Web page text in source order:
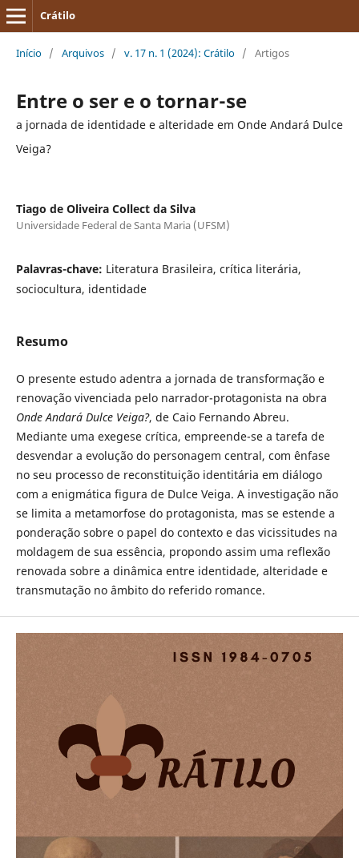
Crátilo
Início / Arquivos / v. 17 n. 1 (2024): Crátilo / Artigos
Entre o ser e o tornar-se
a jornada de identidade e alteridade em Onde Andará Dulce
Veiga?
Tiago de Oliveira Collect da Silva
Universidade Federal de Santa Maria (UFSM)
Palavras-chave: Literatura Brasileira, crítica literária,
sociocultura, identidade
Resumo
O presente estudo adentra a jornada de transformação e
renovação vivenciada pelo narrador-protagonista na obra
Onde Andará Dulce Veiga?, de Caio Fernando Abreu.
Mediante uma exegese crítica, empreende-se a tarefa de
desvendar a evolução do personagem central, com ênfase
no seu processo de reconstituição identitária em diálogo
com a enigmática figura de Dulce Veiga. A investigação não
se limita a metamorfose do protagonista, mas se estende a
ponderação sobre o papel do contexto e das vicissitudes na
moldagem de sua essência, propondo assim uma reflexão
renovada sobre a dinâmica entre identidade, alteridade e
transmutação no âmbito do referido romance.